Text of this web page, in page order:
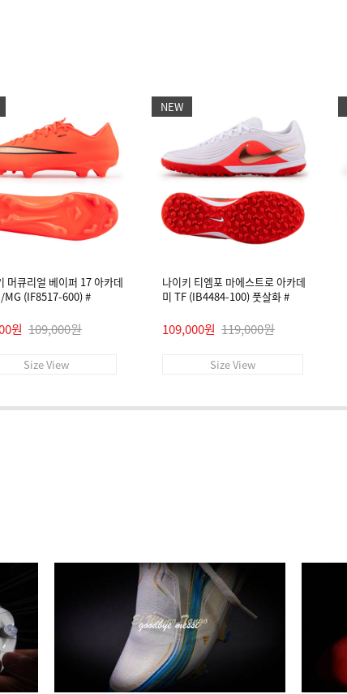
머큐리얼 베이퍼 17 아카데
MG (IF8517-600) #
원 109,000원
Size View
NEW
나이키 티엠포 마에스트로 아카데
미 TF (IB4484-100) 풋살화 #
109,000원 119,000원
Size View